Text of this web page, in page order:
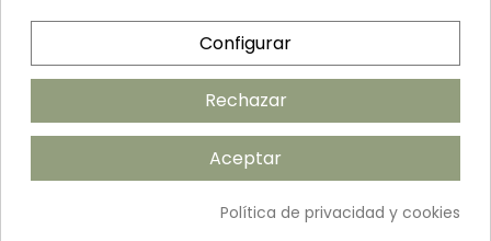
Términos y condiciones
Política de cookies
Configurar
Rechazar
Aceptar
Política de privacidad y cookies